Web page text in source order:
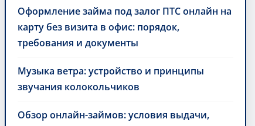
Оформление займа под залог ПТС онлайн на
карту без визита в офис: порядок,
требования и документы
Музыка ветра: устройство и принципы
звучания колокольчиков
Обзор онлайн-займов: условия выдачи,